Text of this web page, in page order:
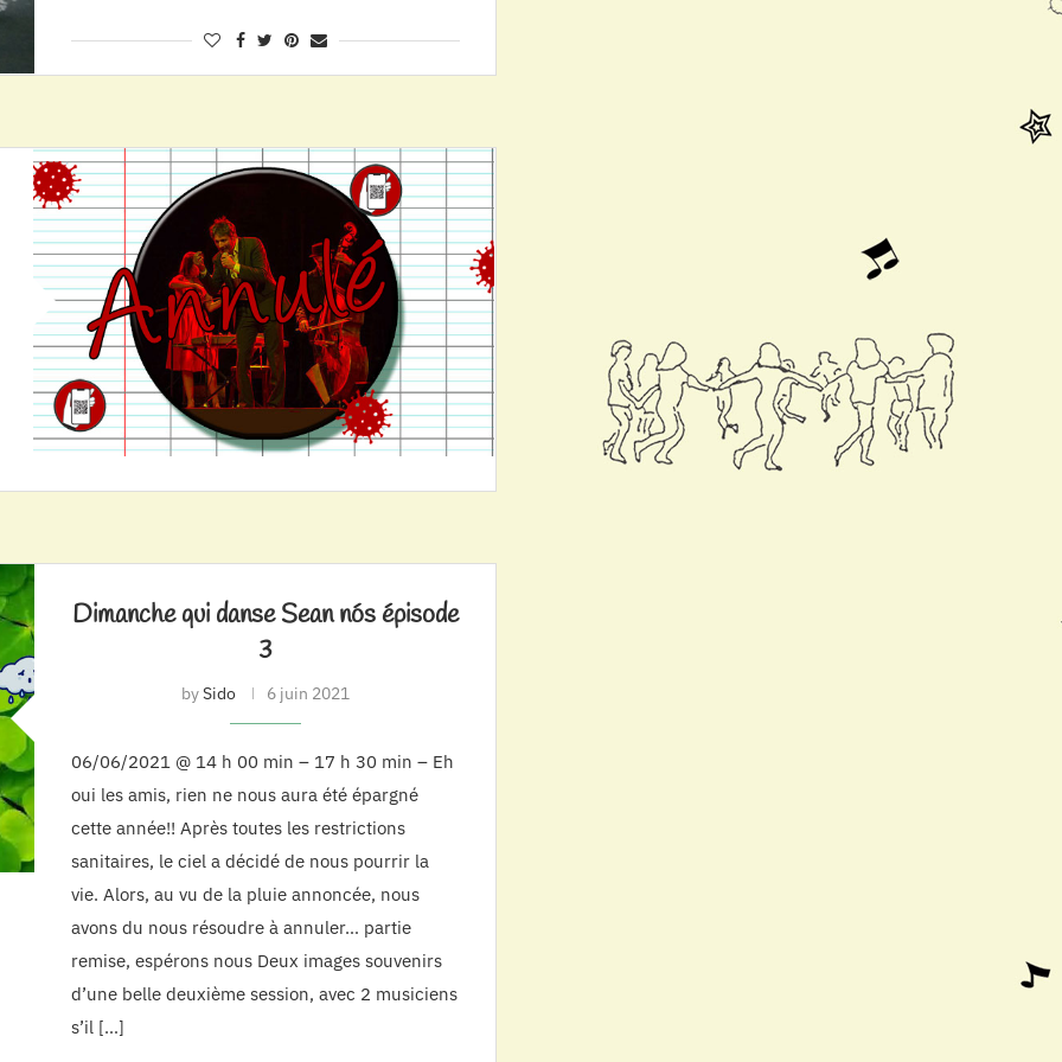
Dimanche qui danse Sean nós épisode
3
bySido 6 juin 2021
06/06/2021 @ 14 h 00 min – 17 h 30 min – Eh
oui les amis, rien ne nous aura été épargné
cette année!! Après toutes les restrictions
sanitaires, le ciel a décidé de nous pourrir la
vie. Alors, au vu de la pluie annoncée, nous
avons du nous résoudre à annuler… partie
remise, espérons nous Deux images souvenirs
d’une belle deuxième session, avec 2 musiciens
s’il […]